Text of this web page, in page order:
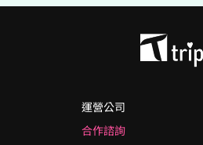
運營公司
合作諮詢